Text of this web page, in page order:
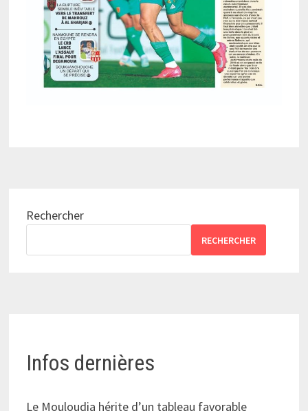
Rechercher
RECHERCHER
Infos dernières
Le Mouloudia hérite d’un tableau favorable